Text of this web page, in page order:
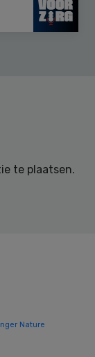
te plaatsen.
Nature